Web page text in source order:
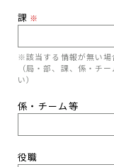
課 ※
※該当する情報が無い場
（局・部、課、係・チ
い）
係・チーム等
役職